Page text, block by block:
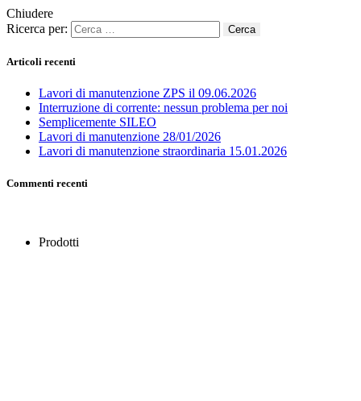
Chiudere
Ricerca per:
Articoli recenti
Lavori di manutenzione ZPS il 09.06.2026
Interruzione di corrente: nessun problema per noi
Semplicemente SILEO
Lavori di manutenzione 28/01/2026
Lavori di manutenzione straordinaria 15.01.2026
Commenti recenti
Prodotti